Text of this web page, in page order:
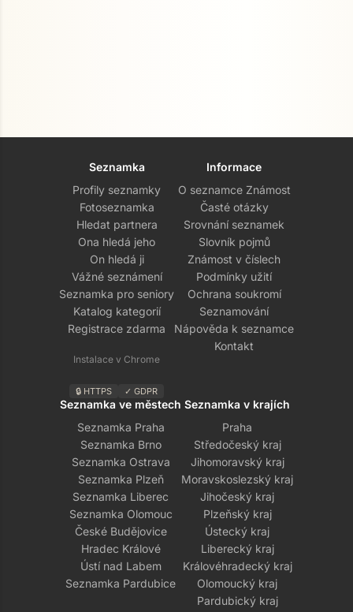
Seznamka
Profily seznamky
Fotoseznamka
Hledat partnera
Ona hledá jeho
On hledá ji
Vážné seznámení
Seznamka pro seniory
Katalog kategorií
Registrace zdarma
Instalace v Chrome
🔒 HTTPS ✓ GDPR
Informace
O seznamce Známost
Časté otázky
Srovnání seznamek
Slovník pojmů
Známost v číslech
Podmínky užití
Ochrana soukromí
Seznamování
Nápověda k seznamce
Kontakt
Seznamka ve městech
Seznamka Praha
Seznamka Brno
Seznamka Ostrava
Seznamka Plzeň
Seznamka Liberec
Seznamka Olomouc
České Budějovice
Hradec Králové
Ústí nad Labem
Seznamka Pardubice
Seznamka v krajích
Praha
Středočeský kraj
Jihomoravský kraj
Moravskoslezský kraj
Jihočeský kraj
Plzeňský kraj
Ústecký kraj
Liberecký kraj
Královéhradecký kraj
Olomoucký kraj
Pardubický kraj